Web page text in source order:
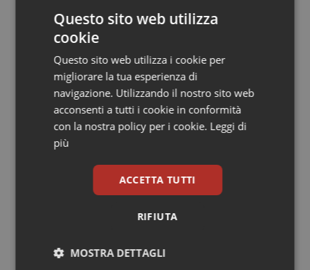
un giudizio negativo sulla previdenza e di questi il 33%
esprima un giudizio molto negativo; si consideri che
solo il 32% dei finlandesi giudica negativamente il
proprio sistema previdenziale, seguito dal 33% dei
tedeschi, dal 39% degli abitanti del Regno Unito,
mentre la media dei 27 Paesi della Ue è pari al 55%.
Rispetto a un anno fa la valutazione negativa degli
italiani ha subito un balzo in alto di 25 punti percentuali,
dato di gran lunga superiore a quello medio europeo
(+2%), e a quelli degli altri Paesi Ue, a cominciare dalla
Francia (dove il giudizio negativo è diminuito di 12 punti
Germania (-8) e la Spagna (-3).
cinque anni fa, il 74% degli italiani dichiara che la
Questo sito web utilizza
cookie
Questo sito web utilizza i cookie per
migliorare la tua esperienza di
navigazione. Utilizzando il nostro sito web
acconsenti a tutti i cookie in conformità
con la nostra policy per i cookie. Leggi di
più
ACCETTA TUTTI
RIFIUTA
MOSTRA DETTAGLI